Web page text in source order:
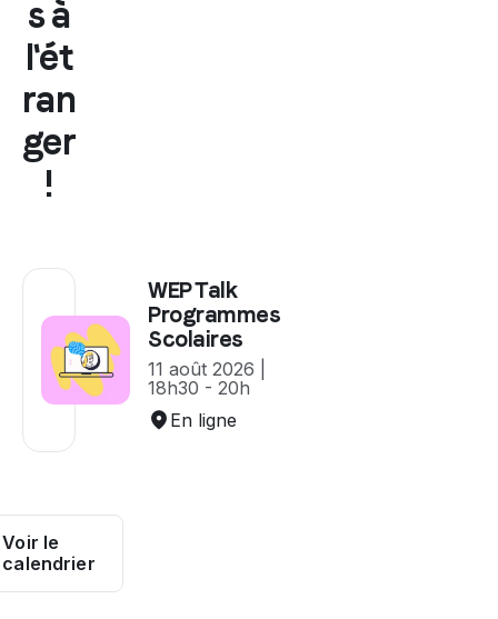
s à
l'ét
ran
ger
!
WEP Talk
Programmes
Scolaires
11 août 2026 |
18h30 - 20h
En ligne
Voir le
calendrier